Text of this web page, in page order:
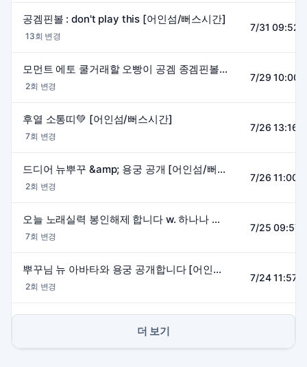
공겜핀볼 : don't play this [어인섬/뻐스시간]
13회 변경
7/31
모먼트 에토 쿨거래할 오빵이 공겜 종겜핀볼 날짜 정할 오빵이 [어인섬/뻐스시간]
2회 변경
7/29
후열 소통띠💚 [어인섬/뻐스시간]
7회 변경
7/26
드디어 뉴뿌꾸 &amp; 용궁 공개 [어인섬/뻐스시간]
2회 변경
7/26
오늘 노래실력 봉인해제 합니다 w. 하나나 하루비 라거머핀 [어인섬/뻐스시간]
7회 변경
7/25
뿌꾸님 뉴 아바타와 용궁 공개합니다 [어인섬/뻐스시간]
2회 변경
7/24
더 보기